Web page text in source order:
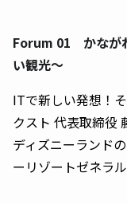
Forum 01 かなが
い観光〜
ITで新しい発想！
クスト 代表取締役
ディズニーランド
ーリゾートゼネラ